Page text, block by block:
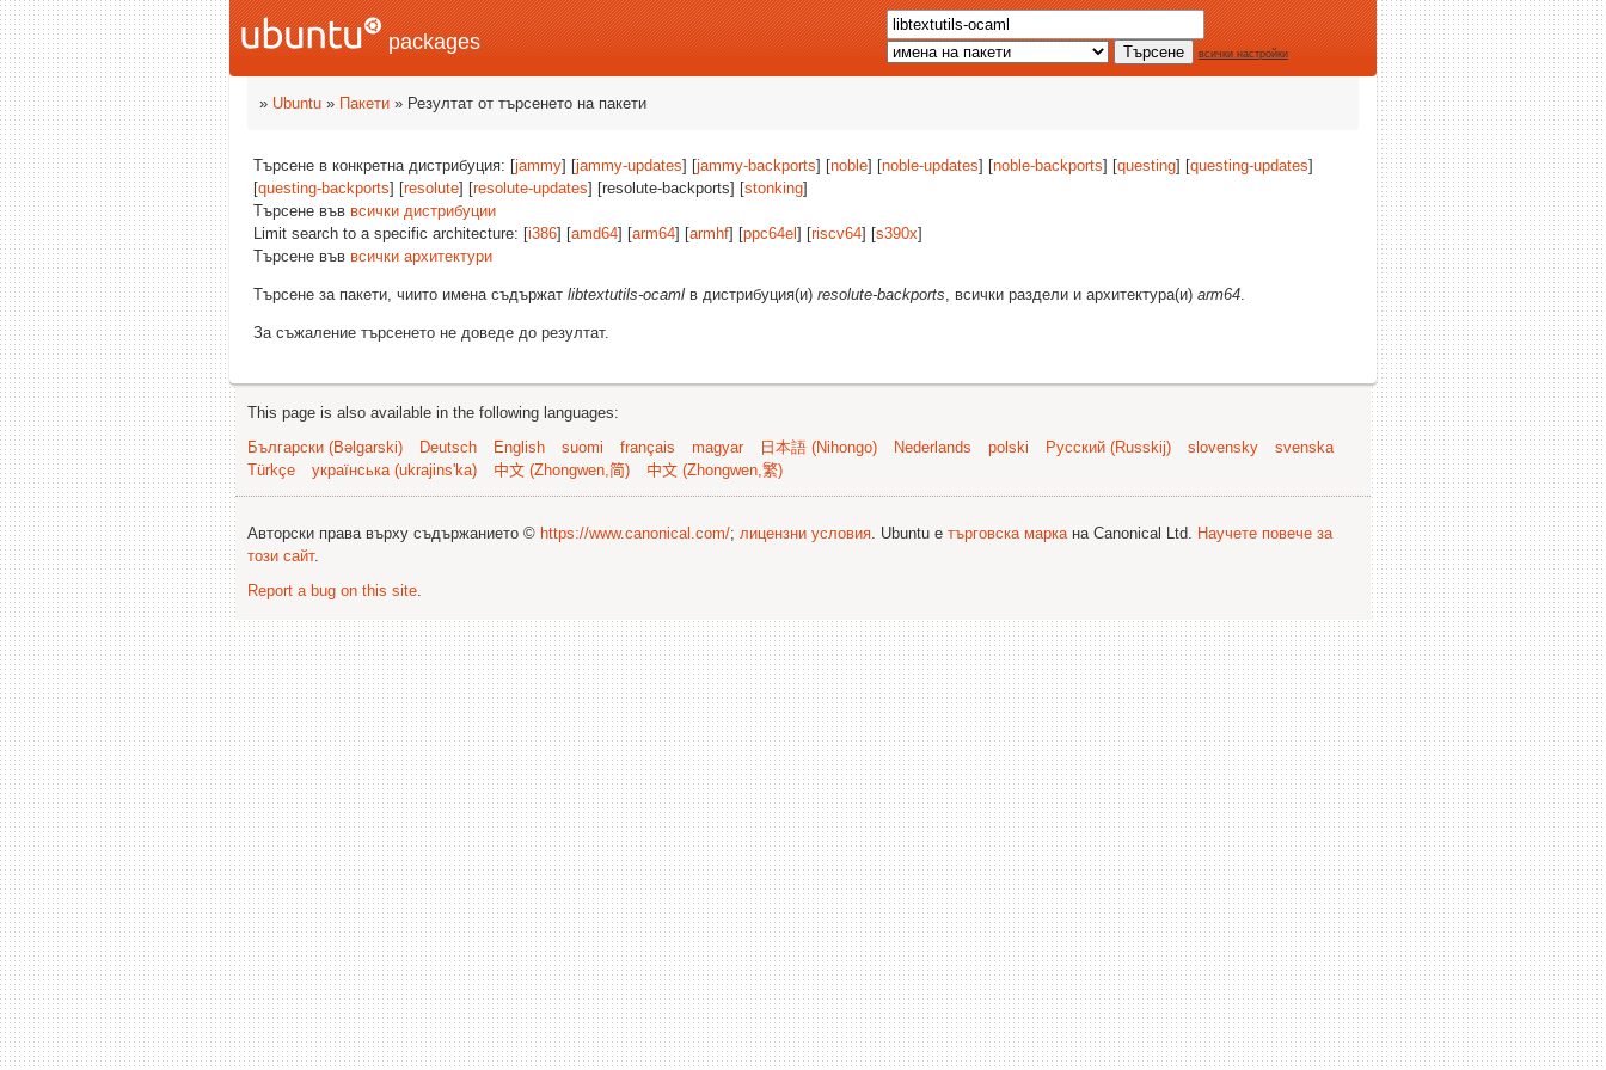
packages всички настройки
» Ubuntu » Пакети » Резултат от търсенето на пакети
Търсене в конкретна дистрибуция: [jammy] [jammy-updates] [jammy-backports] [noble] [noble-updates] [noble-backports] [questing] [questing-updates]
[questing-backports] [resolute] [resolute-updates] [resolute-backports] [stonking]
Търсене във всички дистрибуции
Limit search to a specific architecture: [i386] [amd64] [arm64] [armhf] [ppc64el ] [riscv64] [s390x]
Търсене във всички архитектури
Търсене за пакети, чиито имена съдържат libtextutils-ocaml в дистрибуция(и) resolute-backports, всички раздели и архитектура(и) arm64.
За съжаление търсенето не доведе до резултат.
This page is also available in the following languages:
Български (Bəlgarski)
Deutsch English suomi français magyar 日本語 (Nihongo) Nederlands polski Русский (Russkij) slovensky
svenska
Türkçe
українська (ukrajins'ka) 中文 (Zhongwen,简) 中文 (Zhongwen,繁)
Авторски права върху съдържанието © https://www.canonical.com/; лицензни условия. Ubuntu е търговска маркана Canonical Ltd. Научете повече за
този сайт.
Report a bug on this site.